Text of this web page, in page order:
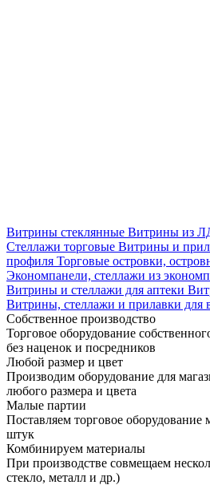
Витрины стеклянные Витрины из
Стеллажи торговые Витрины и
профиля Торговые островки,
Экономпанели, стеллажи из
Витрины и стеллажи для аптеки
Витрины, стеллажи и прилавки для
Собственное производство
Торговое оборудование
без наценок и посредников
Любой размер и цвет
Производим оборудование для
любого размера и цвета
Малые партии
Поставляем торговое
штук
Комбинируем материалы
При производстве совмещаем
стекло, металл и др.)